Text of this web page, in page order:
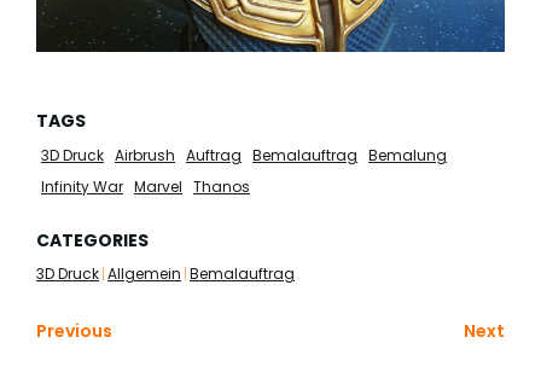
TAGS
3D Druck Airbrush Auftrag Bemalauftrag Bemalung
Infinity War Marvel Thanos
CATEGORIES
3D Druck|Allgemein |Bemalauftrag
Previous Next